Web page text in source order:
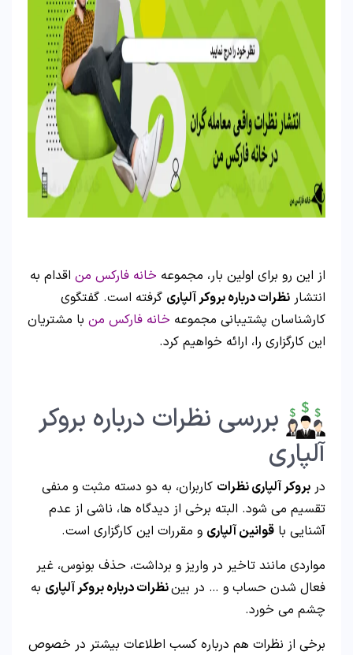
از این رو برای اولین بار، مجموعه خانه فارکس من اقدام به
انتشار نظرات درباره بروکر آلپاری گرفته است. گفتگوی
کارشناسان پشتیبانی مجموعه خانه فارکس من با مشتریان
این کارگزاری را، ارائه خواهیم کرد.
بررسی نظرات درباره بروکر
آلپاری
در بروکر آلپاری نظرات کاربران، به دو دسته مثبت و منفی
تقسیم می شود. البته برخی از دیدگاه ها، ناشی از عدم
آشنایی با قوانین آلپاری و مقررات این کارگزاری است.
مواردی مانند تاخیر در واریز و برداشت، حذف بونوس، غیر
فعال شدن حساب و … در بیننظرات درباره بروکر آلپاری به
چشم می خورد.
برخی از نظرات هم درباره کسب اطلاعات بیشتر در خصوص